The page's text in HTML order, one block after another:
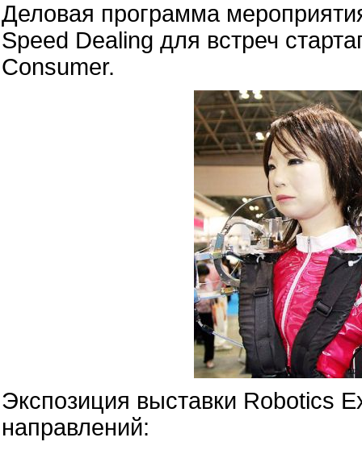
Деловая программа
Speed Dealing для встреч
Consumer.
Экспозиция выставки Robotics
направлений: